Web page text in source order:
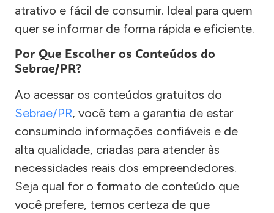
atrativo e fácil de consumir. Ideal para quem
quer se informar de forma rápida e eficiente.
Por Que Escolher os Conteúdos do
Sebrae/PR?
Ao acessar os conteúdos gratuitos do
Sebrae/PR, você tem a garantia de estar
consumindo informações confiáveis e de
alta qualidade, criadas para atender às
necessidades reais dos empreendedores.
Seja qual for o formato de conteúdo que
você prefere, temos certeza de que